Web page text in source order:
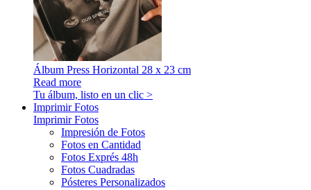
Álbum Press Horizontal 28 x 23 cm
Read more
Tu álbum, listo en un clic >
Imprimir Fotos
Imprimir Fotos
Impresión de Fotos
Fotos en Cantidad
Fotos Exprés 48h
Fotos Cuadradas
Pósteres Personalizados